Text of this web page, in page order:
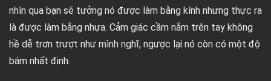
nhìn qua bạn sẽ tưởng nó được làm bằng kính nhưng thực ra
là được làm bằng nhựa. Cảm giác cầm nắm trên tay không
hề dễ trơn trượt như mình nghĩ, ngược lại nó còn có một độ
bám nhất định.